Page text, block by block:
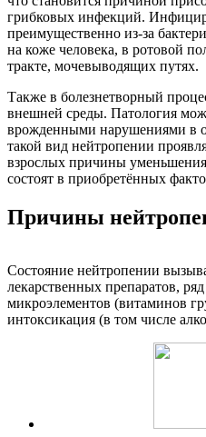
грибковых инфекций.
преимущественно из-за
на коже человека, в ротовой
тракте, мочевыводящих путях.
Также в болезнетворный
внешней среды. Патология
врожденными нарушениями в
такой вид нейтропении
взрослых причины
состоят в приобретённых
Причины
Состояние нейтропении
лекарственных препаратов,
микроэлементов (витаминов
интоксикация (в том числе